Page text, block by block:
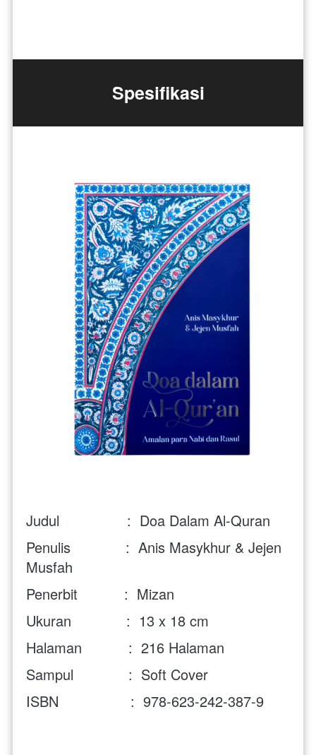
Spesifikasi
Judul                :  Doa Dalam Al-Quran
Penulis             :  Anis Masykhur & Jejen
Musfah
Penerbit           :  Mizan
Ukuran             :  13 x 18 cm
Halaman           :  216 Halaman
Sampul             :  Soft Cover
ISBN                 :  978-623-242-387-9